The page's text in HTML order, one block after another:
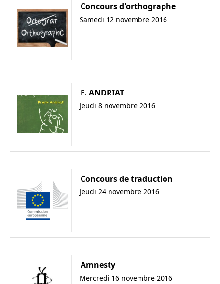
Concours d'orthographe
Samedi 12 novembre 2016
F. ANDRIAT
Jeudi 8 novembre 2016
Concours de traduction
Jeudi 24 novembre 2016
Amnesty
Mercredi 16 novembre 2016